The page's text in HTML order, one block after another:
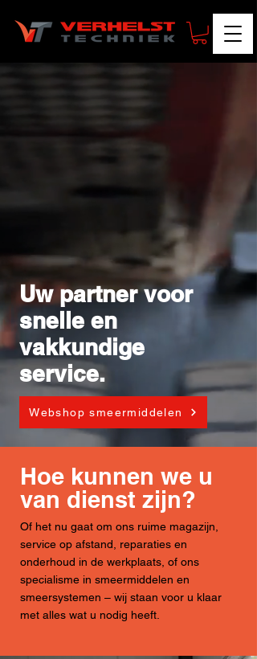
Uw partner voor
snelle en
vakkundige
service.
Webshop smeermiddelen
Hoe kunnen we u
van dienst zijn?
Of het nu gaat om ons ruime magazijn,
service op afstand, reparaties en
onderhoud in de werkplaats, of ons
specialisme in smeermiddelen en
smeersystemen – wij staan voor u klaar
met alles wat u nodig heeft.